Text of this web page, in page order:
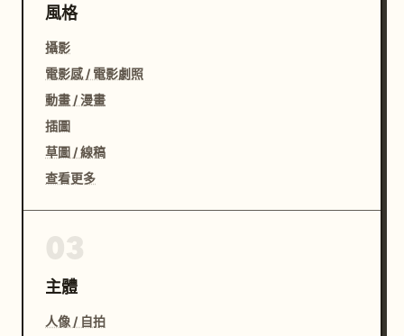
風格
攝影
電影感 / 電影劇照
動畫 / 漫畫
插圖
草圖 / 線稿
查看更多
主體
人像 / 自拍